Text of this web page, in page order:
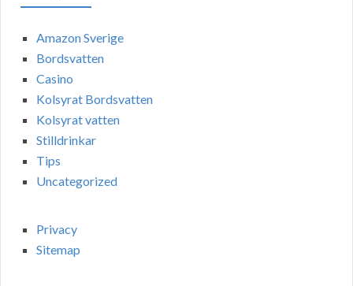
Amazon Sverige
Bordsvatten
Casino
Kolsyrat Bordsvatten
Kolsyrat vatten
Stilldrinkar
Tips
Uncategorized
Privacy
Sitemap